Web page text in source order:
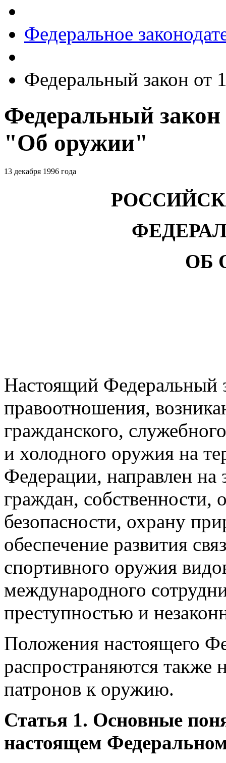
Федеральное
Федеральный закон от
Федеральный
"Об оружии"
13 декабря 1996 года
ОБ
Настоящий Федеральный
правоотношения,
гражданского,
и холодного оружия на
Федерации, направлен
граждан, собственности,
безопасности, охрану
обеспечение развития
спортивного оружия
международного
преступностью и
Положения настоящего
распространяются также
патронов к оружию.
Статья 1. Основные
настоящем